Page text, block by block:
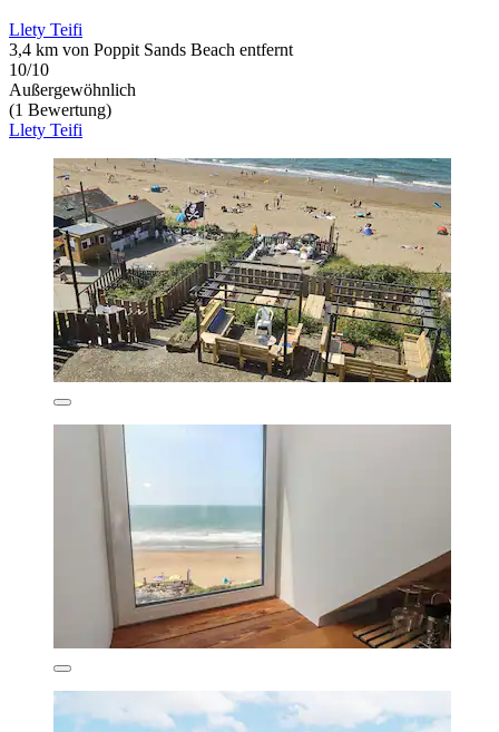
Llety Teifi
3,4 km von Poppit Sands Beach entfernt
10/10
Außergewöhnlich
(1 Bewertung)
Llety Teifi